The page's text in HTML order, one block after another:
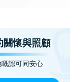
關懷與照顧
認可同安心